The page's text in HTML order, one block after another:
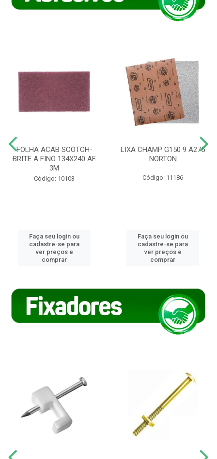
FOLHA ACAB SCOTCH-
BRITE A FINO 134X240 AF
3M
Código: 10103
Faça seu login ou
cadastre-se para
ver preços e
comprar
LIXA CHAMP G150 9 A275
NORTON
Código: 11186
Faça seu login ou
cadastre-se para
ver preços e
comprar